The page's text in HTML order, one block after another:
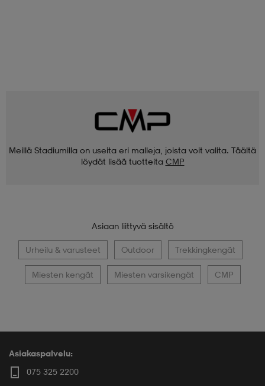
Meillä Stadiumilla on useita eri malleja, joista voit valita. Täältä
löydät lisää tuotteita CMP
Asiaan liittyvä sisältö
Urheilu & varusteet Outdoor Trekkingkengät
Miesten kengät Miesten varsikengät CMP
Asiakaspalvelu:
075 325 2200